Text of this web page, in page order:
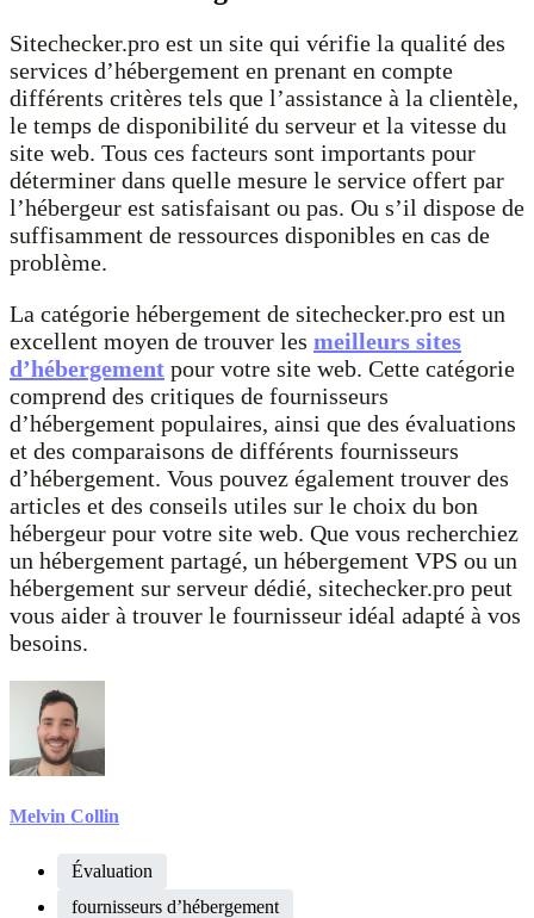
Sitechecker.pro est un site qui vérifie la qualité des
services d’hébergement en prenant en compte
différents critères tels que l’assistance à la clientèle,
le temps de disponibilité du serveur et la vitesse du
site web. Tous ces facteurs sont importants pour
déterminer dans quelle mesure le service offert par
l’hébergeur est satisfaisant ou pas. Ou s’il dispose de
suffisamment de ressources disponibles en cas de
problème.
La catégorie hébergement de sitechecker.pro est un
excellent moyen de trouver les meilleurs sites
d’hébergement pour votre site web. Cette catégorie
comprend des critiques de fournisseurs
d’hébergement populaires, ainsi que des évaluations
et des comparaisons de différents fournisseurs
d’hébergement. Vous pouvez également trouver des
articles et des conseils utiles sur le choix du bon
hébergeur pour votre site web. Que vous recherchiez
un hébergement partagé, un hébergement VPS ou un
hébergement sur serveur dédié, sitechecker.pro peut
vous aider à trouver le fournisseur idéal adapté à vos
besoins.
Melvin Collin
Évaluation
fournisseurs d’hébergement